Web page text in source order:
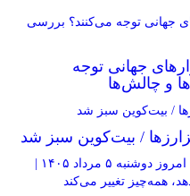
جهانی توجه
و چالش‌ها
/ بیت‌کوین سبز شد